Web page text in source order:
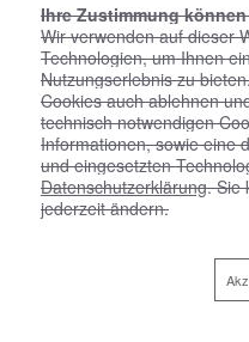
Ihre Zustimmung
Wir verwenden auf dieser
Technologien, um Ihnen
Nutzungserlebnis zu
Cookies auch ablehnen
technisch notwendigen
Informationen, sowie eine
und eingesetzten
Datenschutzerklärung. Sie
jederzeit ändern.